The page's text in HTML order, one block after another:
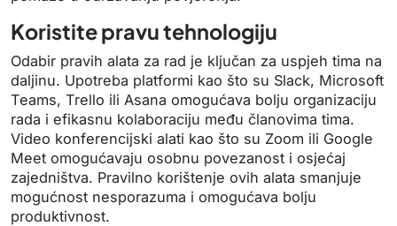
Koristite pravu tehnologiju
Odabir pravih alata za rad je ključan za uspjeh tima na
daljinu. Upotreba platformi kao što su Slack, Microsoft
Teams, Trello ili Asana omogućava bolju organizaciju
rada i efikasnu kolaboraciju među članovima tima.
Video konferencijski alati kao što su Zoom ili Google
Meet omogućavaju osobnu povezanost i osjećaj
zajedništva. Pravilno korištenje ovih alata smanjuje
mogućnost nesporazuma i omogućava bolju
produktivnost.